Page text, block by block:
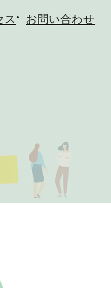
ス お問い合わせ